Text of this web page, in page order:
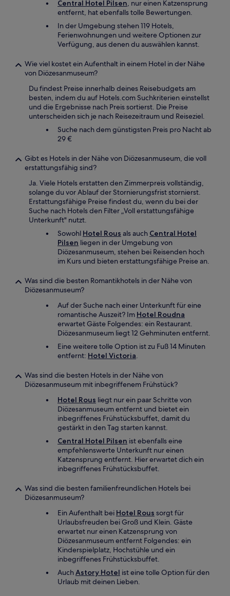
Central Hotel Pilsen, nur einen Katzensprung
entfernt, hat ebenfalls tolle Bewertungen.
In der Umgebung stehen 119 Hotels,
Ferienwohnungen und weitere Optionen zur
Verfügung, aus denen du auswählen kannst.
Wie viel kostet ein Aufenthalt in einem Hotel in der Nähe
von Diözesanmuseum?
Du findest Preise innerhalb deines Reisebudgets am
besten, indem du auf Hotels.com Suchkriterien einstellst
und die Ergebnisse nach Preis sortierst. Die Preise
unterscheiden sich je nach Reisezeitraum und Reiseziel.
Suche nach dem günstigsten Preis pro Nacht ab
29 €
Gibt es Hotels in der Nähe von Diözesanmuseum, die voll
erstattungsfähig sind?
Ja. Viele Hotels erstatten den Zimmerpreis vollständig,
solange du vor Ablauf der Stornierungsfrist stornierst.
Erstattungsfähige Preise findest du, wenn du bei der
Suche nach Hotels den Filter „Voll erstattungsfähige
Unterkunft" nutzt.
Sowohl Hotel Rous als auch Central Hotel
Pilsen liegen in der Umgebung von
Diözesanmuseum, stehen bei Reisenden hoch
im Kurs und bieten erstattungsfähige Preise an.
Was sind die besten Romantikhotels in der Nähe von
Diözesanmuseum?
Auf der Suche nach einer Unterkunft für eine
romantische Auszeit? Im Hotel Roudna
erwartet Gäste Folgendes: ein Restaurant.
Diözesanmuseum liegt 12 Gehminuten entfernt.
Eine weitere tolle Option ist zu Fuß 14 Minuten
entfernt: Hotel Victoria.
Was sind die besten Hotels in der Nähe von
Diözesanmuseum mit inbegriffenem Frühstück?
Hotel Rous liegt nur ein paar Schritte von
Diözesanmuseum entfernt und bietet ein
inbegriffenes Frühstücksbuffet, damit du
gestärkt in den Tag starten kannst.
Central Hotel Pilsen ist ebenfalls eine
empfehlenswerte Unterkunft nur einen
Katzensprung entfernt. Hier erwartet dich ein
inbegriffenes Frühstücksbuffet.
Was sind die besten familienfreundlichen Hotels bei
Diözesanmuseum?
Ein Aufenthalt bei Hotel Rous sorgt für
Urlaubsfreuden bei Groß und Klein. Gäste
erwartet nur einen Katzensprung von
Diözesanmuseum entfernt Folgendes: ein
Kinderspielplatz, Hochstühle und ein
inbegriffenes Frühstücksbuffet.
AuchAstory Hotel ist eine tolle Option für den
Urlaub mit deinen Lieben.